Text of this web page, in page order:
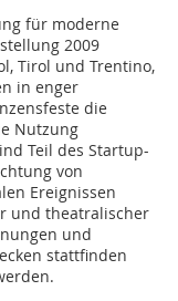
für moderne
2009
Tirol und Trentino,
in enger
die
Nutzung
Teil des Startup-
von
Ereignissen
und theatralischer
und
stattfinden